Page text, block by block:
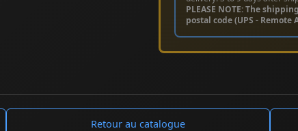
PLEASE NOTE: The
postal code (UPS - Remote
Retour au catalogue